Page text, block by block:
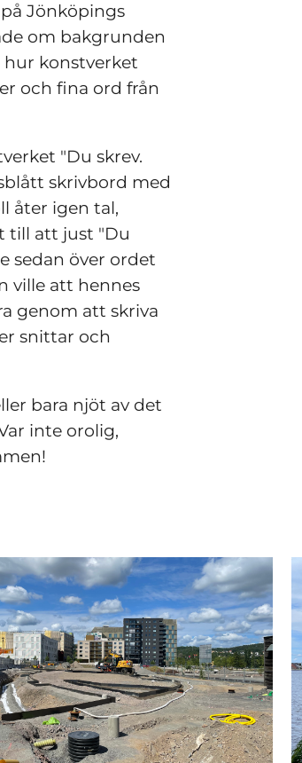
Jönköpings
om bakgrunden
konstverket
och fina ord från
"Du skrev.
skrivbord med
åter igen tal,
till att just "Du
sedan över ordet
ville att hennes
genom att skriva
snittar och
bara njöt av det
inte orolig,